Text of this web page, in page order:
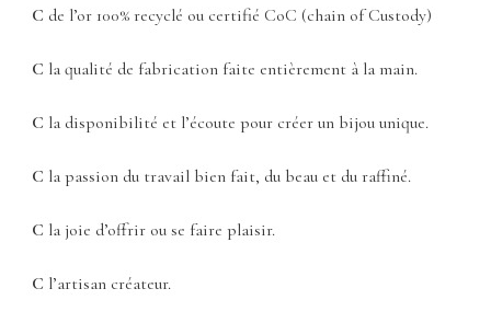
C de l’or 100% recyclé ou certifié CoC (chain of Custody)
C la qualité de fabrication faite entièrement à la main.
C la disponibilité et l’écoute pour créer un bijou unique.
C la passion du travail bien fait, du beau et du raffiné.
C la joie d’offrir ou se faire plaisir.
C l’artisan créateur.